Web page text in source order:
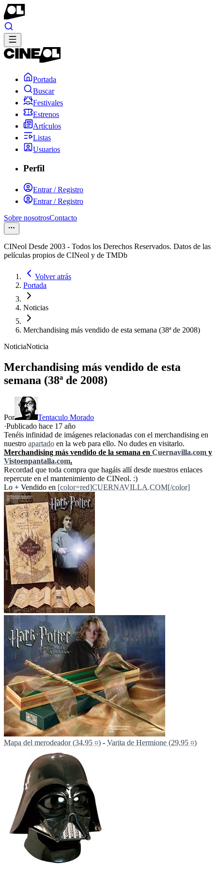
Portada
Buscar
Festivales
Estrenos
Artículos
Listas
Usuarios
Perfil
Entrar / Registro
Entrar / Registro
Sobre nosotrosContacto
CINeol Desde 2003 - Todos los Derechos Reservados. Datos de las
películas propios de CINeol y de TMDb
Volver atrás
Portada
Noticias
Merchandising más vendido de esta semana (38ª de 2008)
NoticiaNoticia
Merchandising más vendido de esta
semana (38ª de 2008)
Por
Tentaculo Morado
·Publicado hace 17 año
Tenéis infinidad de imágenes relacionadas con el merchandising en
nuestro apartado en la web para ello. No dudes en visitarlo.
Merchandising más vendido de la semana en Cuernavilla.com y
Vistoenpantalla.com.
Recordad que toda compra que hagáis allí desde nuestros enlaces
repercute en el mantenimiento de CINeol. :)
Lo + Vendido en [color=red]CUERNAVILLA.COM[/color]
Mapa del merodeador (34,95 ¤) - Varita de Hermione (29,95 ¤)